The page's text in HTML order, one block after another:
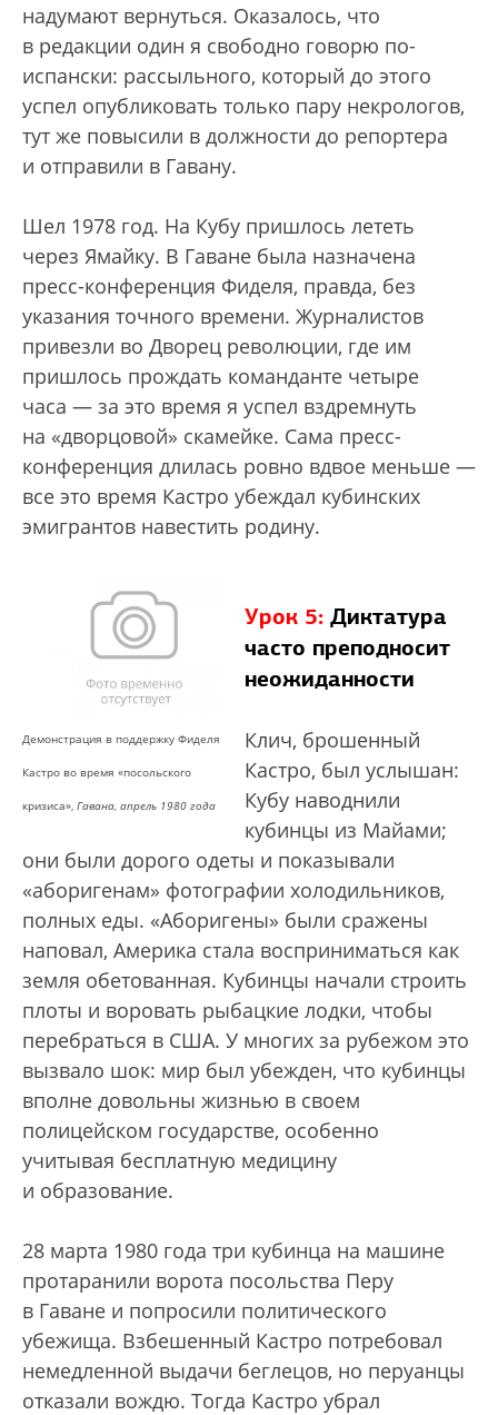
надумают вернуться. Оказалось, что
в редакции один я свободно говорю по-
испански: рассыльного, который до этого
успел опубликовать только пару некрологов,
тут же повысили в должности до репортера
и отправили в Гавану.
Шел 1978 год. На Кубу пришлось лететь
через Ямайку. В Гаване была назначена
пресс-конференция Фиделя, правда, без
указания точного времени. Журналистов
привезли во Дворец революции, где им
пришлось прождать команданте четыре
часа — за это время я успел вздремнуть
на «дворцовой» скамейке. Сама пресс-
конференция длилась ровно вдвое меньше —
все это время Кастро убеждал кубинских
эмигрантов навестить родину.
Демонстрация в поддержку Фиделя
Кастро во время «посольского
кризиса», Гавана, апрель 1980 года
Урок 5: Диктатура
часто преподносит
неожиданности
Клич, брошенный
Кастро, был услышан:
Кубу наводнили
кубинцы из Майами;
они были дорого одеты и показывали
«аборигенам» фотографии холодильников,
полных еды. «Аборигены» были сражены
наповал, Америка стала восприниматься как
земля обетованная. Кубинцы начали строить
плоты и воровать рыбацкие лодки, чтобы
перебраться в США. У многих за рубежом это
вызвало шок: мир был убежден, что кубинцы
вполне довольны жизнью в своем
полицейском государстве, особенно
учитывая бесплатную медицину
и образование.
28 марта 1980 года три кубинца на машине
протаранили ворота посольства Перу
в Гаване и попросили политического
убежища. Взбешенный Кастро потребовал
немедленной выдачи беглецов, но перуанцы
отказали вождю. Тогда Кастро убрал